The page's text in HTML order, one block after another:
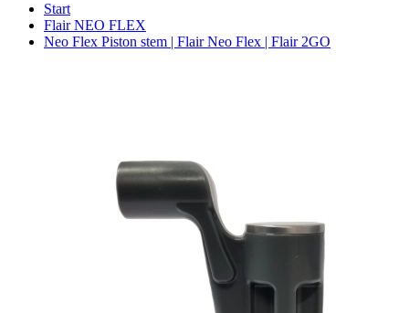
Start
Flair NEO FLEX
Neo Flex Piston stem | Flair Neo Flex | Flair 2GO